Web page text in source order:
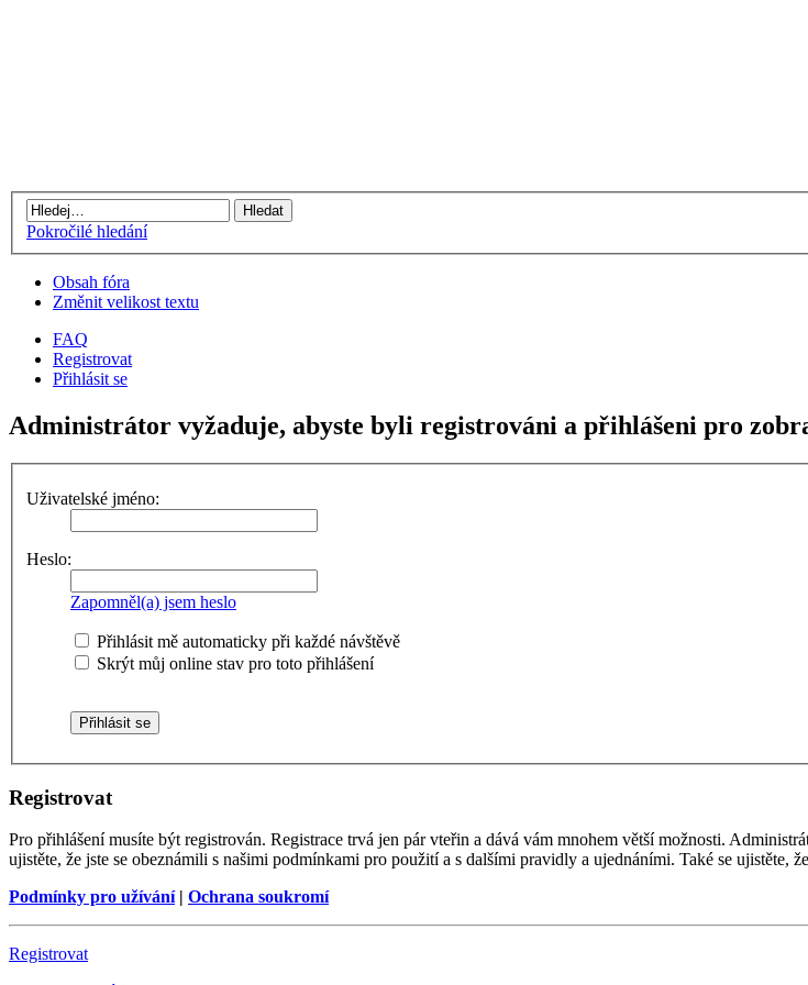
Pokročilé hledání
Obsah fóra
Změnit velikost textu
FAQ
Registrovat
Přihlásit se
Administrátor vyžaduje, abyste byli registrováni a přihlášeni pro
Uživatelské jméno:
Heslo:
Zapomněl(a) jsem heslo
Přihlásit mě automaticky při každé návštěvě
Skrýt můj online stav pro toto přihlášení
Registrovat
Pro přihlášení musíte být registrován. Registrace trvá jen pár vteřin a dává vám mnohem větší možnosti.
ujistěte, že jste se obeznámili s našimi podmínkami pro použití a s dalšími pravidly a ujednáními. Také se ujistěte,
Podmínky pro užívání| Ochrana soukromí
Registrovat